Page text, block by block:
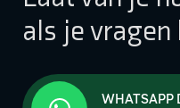
als je vragen
WHATSAPP